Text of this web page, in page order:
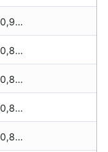
10,920 zł
10,850 zł
10,850 zł
10,850 zł
10,850 zł